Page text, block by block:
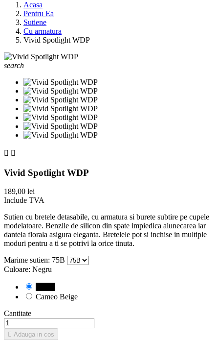
Acasa
Pentru Ea
Sutiene
Cu armatura
Vivid Spotlight WDP
search
 
Vivid Spotlight WDP
189,00 lei
Include TVA
Sutien cu bretele detasabile, cu armatura si burete subtire pe cupele
modelatoare. Benzile de silicon din spate impiedica alunecarea iar
dantela florala asigura eleganta. Bretelele pot si inchise in multiple
moduri pentru a ti se potrivi la orice tinuta.
Marime sutien: 75B
Culoare: Negru
Cameo Beige
Cantitate
 Adauga in cos